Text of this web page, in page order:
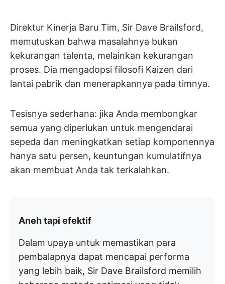
Direktur Kinerja Baru Tim, Sir Dave Brailsford,
memutuskan bahwa masalahnya bukan
kekurangan talenta, melainkan kekurangan
proses. Dia mengadopsi filosofi Kaizen dari
lantai pabrik dan menerapkannya pada timnya.
Tesisnya sederhana: jika Anda membongkar
semua yang diperlukan untuk mengendarai
sepeda dan meningkatkan setiap komponennya
hanya satu persen, keuntungan kumulatifnya
akan membuat Anda tak terkalahkan.
Aneh tapi efektif
Dalam upaya untuk memastikan para
pembalapnya dapat mencapai performa
yang lebih baik, Sir Dave Brailsford memilih